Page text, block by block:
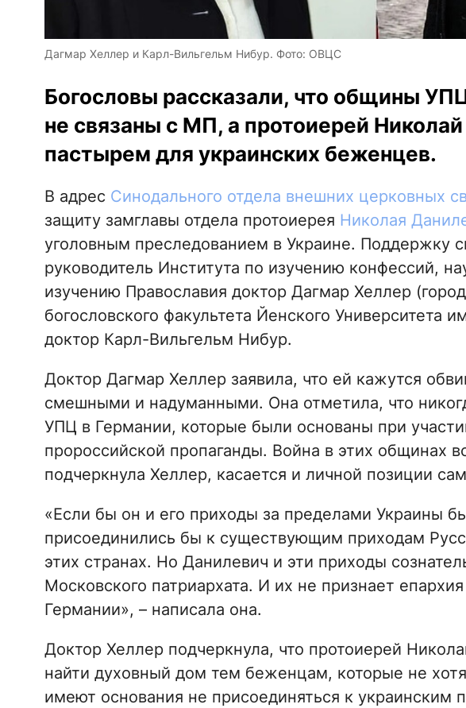
Дагмар Хеллер и Карл-Вильгельм Нибур. Фото: ОВЦС
Богословы рассказали, что общины
не связаны с МП, а протоиерей
пастырем для украинских беженцев.
В адрес Синодального отдела внешних церковных
защиту замглавы отдела протоиерея Николая
уголовным преследованием в Украине. Поддержку
руководитель Института по изучению конфессий,
изучению Православия доктор Дагмар Хеллер
богословского факультета Йенского Университета
доктор Карл-Вильгельм Нибур.
Доктор Дагмар Хеллер заявила, что ей кажутся
смешными и надуманными. Она отметила, что
УПЦ в Германии, которые были основаны при
пророссийской пропаганды. Война в этих общинах
подчеркнула Хеллер, касается и личной позиции
«Если бы он и его приходы за пределами Украины
присоединились бы к существующим приходам
этих странах. Но Данилевич и эти приходы
Московского патриархата. И их не признает
Германии», – написала она.
Доктор Хеллер подчеркнула, что протоиерей
найти духовный дом тем беженцам, которые не
имеют основания не присоединяться к украинским